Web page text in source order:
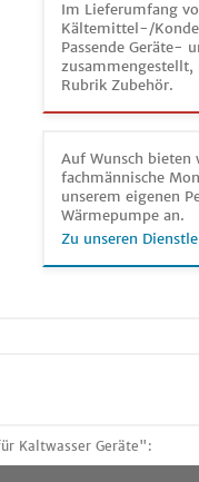
Im Lieferumfang
Kältemittel-/
Passende Geräte-
zusammengestellt,
Rubrik Zubehör.
Auf Wunsch bieten
fachmännische
unserem eigenen
Wärmepumpe an.
Zu unseren
Kaltwasser Geräte":